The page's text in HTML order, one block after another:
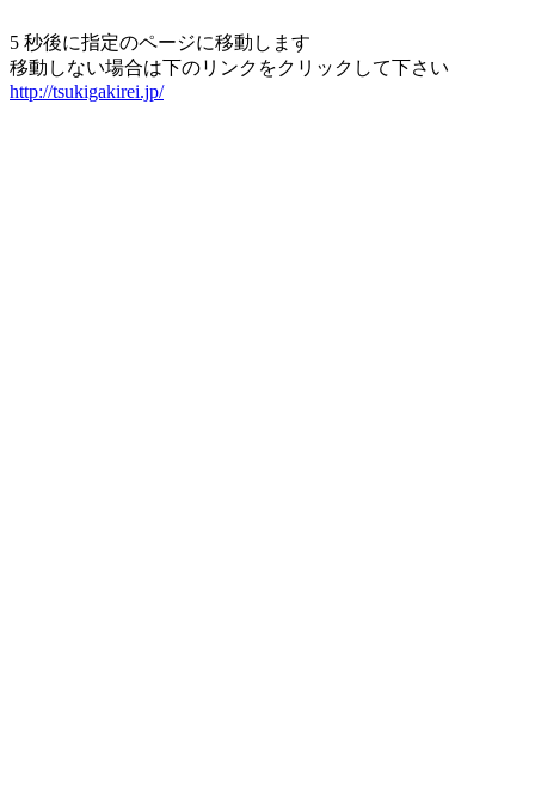
5 秒後に指定のページに移動します
移動しない場合は下のリンクをクリックして下さい
http://tsukigakirei.jp/